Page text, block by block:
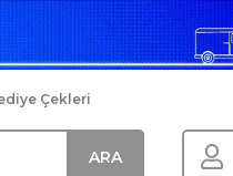
Çekleri